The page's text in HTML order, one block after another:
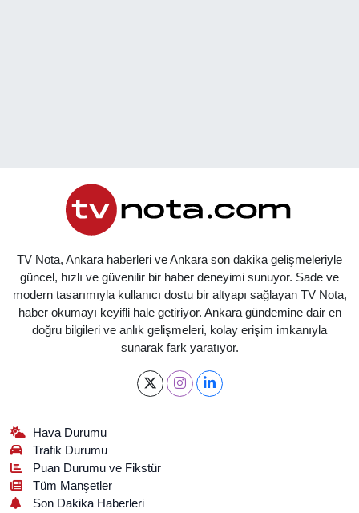
TV Nota, Ankara haberleri ve Ankara son dakika gelişmeleriyle
güncel, hızlı ve güvenilir bir haber deneyimi sunuyor. Sade ve
modern tasarımıyla kullanıcı dostu bir altyapı sağlayan TV Nota,
haber okumayı keyifli hale getiriyor. Ankara gündemine dair en
doğru bilgileri ve anlık gelişmeleri, kolay erişim imkanıyla
sunarak fark yaratıyor.
Hava Durumu
Trafik Durumu
Puan Durumu ve Fikstür
Tüm Manşetler
Son Dakika Haberleri